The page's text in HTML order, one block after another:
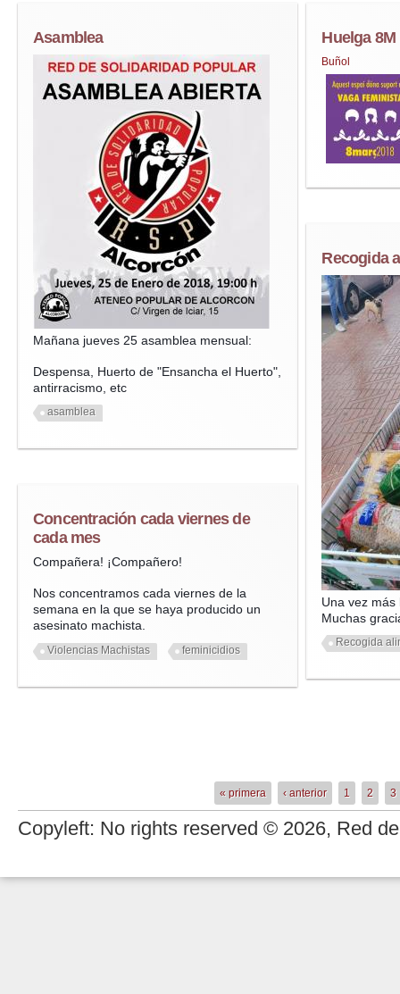
Asamblea
Mañana jueves 25 asamblea mensual:
Despensa, Huerto de "Ensancha el Huerto",
antirracismo, etc
asamblea
Concentración cada viernes de
cada mes
Compañera! ¡Compañero!
Nos concentramos cada viernes de la
semana en la que se haya producido un
asesinato machista.
Violencias Machistas feminicidios
Huelga 8M
Buñol
Recogida
Una vez
Muchas
Recogida
« primera ‹ anterior 1 2 3
Copyleft: No rights reserved © 2026, Red